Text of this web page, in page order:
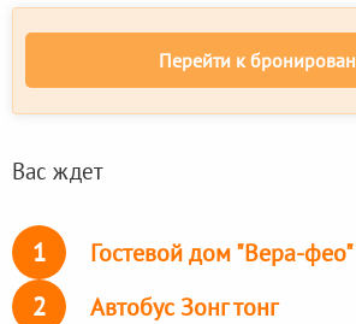
Перейти к
Вас ждет
1 Гостевой дом "Вера-фео"
2 Автобус Зонг тонг